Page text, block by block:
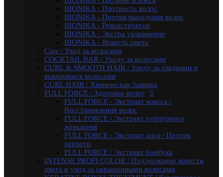
MATISSE COLOR / Пигмент прямого действия
MATISSE COLOR / Тонирующие маски
MEGAPOLIS / Антиоксидантная премиум-серия
PERFECT HAIR
PREMIER FOR MEN
SERVICE LINE / Салонный уход
SHINE BLOND / Уход за светлыми волосами
STYLE / Укладка
VISION / Крем-краска для бровей и ресниц
X-PLEX
Окрашивание волос
CRUSH COLOR - Гель-краска для волос
прямого действия (8 тонов)
MEGAPOLIS - Безаммиачный масляный
краситель
MEGAPOLIS NEW - Окисляющая крем-
эмульсия
COLOR - Перманентная крем-краска для волос
(96) тонов, 60мл-100мл
OLLIN COLOR / PLATINUM COLLECTION
OLLIN COLOR - FASHION COLOR (5 тонов)
BIONIKA - Плотность волос
BIONIKA - Против выпадения волос
BIONIKA - Реконструктор
BIONIKA - Экстра увлажнение
BIONIKA - Яркость цвета
Care / Уход за волосами
COCKTAIL BAR / Уходу за волосами
CURL & SMOOTH HAIR / Уходу за гладкими и
вьющимися волосами
CURL HAIR / Химическая Завивка
FULL FORCE / Здоровье волос
FULL FORCE - Экстракт кокоса /
Восстановления волос
FULL FORCE / Экстракт пурпурного
женьшеня
FULL FORCE - Экстракт алоэ / Против
перхоти
FULL FORCE / Экстракт бамбука
INTENSE PROFI COLOR / Поддержание яркости
цвета и уход за окрашенными волосами